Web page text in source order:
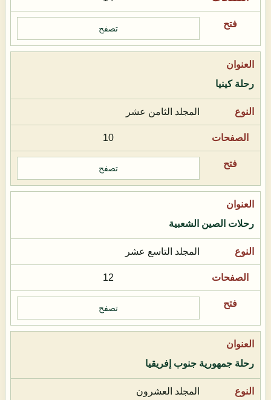
تصفح
رحلة كينيا
المجلد الثامن عشر
10
تصفح
رحلات الصين الشعبية
المجلد التاسع عشر
12
تصفح
رحلة جمهورية جنوب إفريقيا
المجلد العشرون